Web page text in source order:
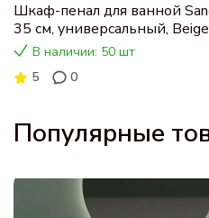
Шкаф-пенал для ванной
35 см, универсальный,
(капучино)
В наличии: 50 шт
5
0
Популярные